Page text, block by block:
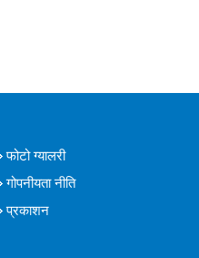
फोटो ग्यालरी
गोपनीयता नीति
प्रकाशन